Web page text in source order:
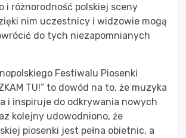
i różnorodność polskiej sceny
nim uczestnicy i widzowie mogą
do tych niezapomnianych
Festiwalu Piosenki
TU!” to dowód na to, że muzyka
i inspiruje do odkrywania nowych
kolejny udowodniono, że
piosenki jest pełna obietnic, a